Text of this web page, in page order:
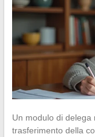
Un modulo di delega
trasferimento della